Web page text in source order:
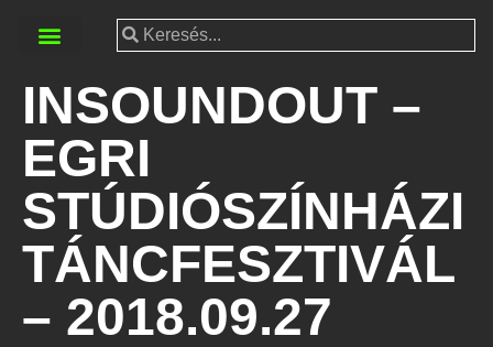
INSOUNDOUT –
EGRI
STÚDIÓSZÍNHÁZI
TÁNCFESZTIVÁL
– 2018.09.27